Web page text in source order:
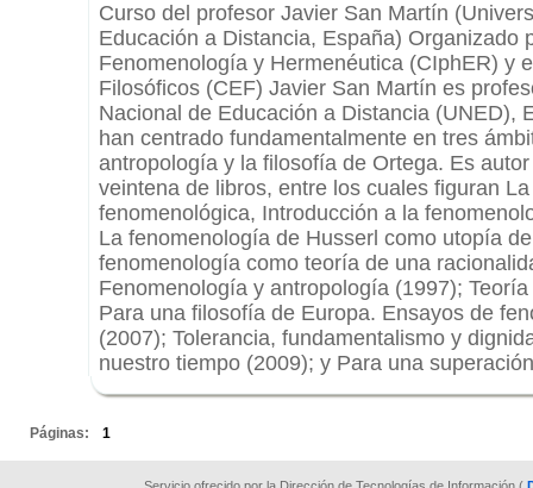
Curso del profesor Javier San Martín
Educación a Distancia, España) Organizado
Fenomenología y Hermenéutica (CIphER) y
Filosóficos (CEF) Javier San Martín es
Nacional de Educación a Distancia (UNED),
han centrado fundamentalmente en tres
antropología y la filosofía de Ortega. Es
veintena de libros, entre los cuales figuran
fenomenológica, Introducción a la
La fenomenología de Husserl como utopía
fenomenología como teoría de una
Fenomenología y antropología (1997);
Para una filosofía de Europa. Ensayos de
(2007); Tolerancia, fundamentalismo y
nuestro tiempo (2009); y Para una
Páginas: 1